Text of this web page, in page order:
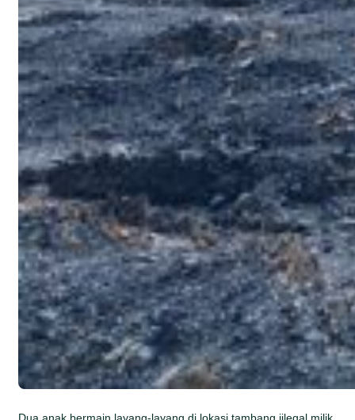
Dua anak bermain layang-layang di lokasi tambang iilegal milik